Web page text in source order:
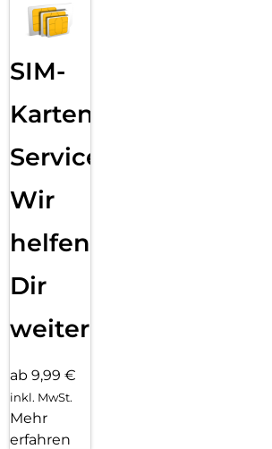
SIM-
Karten
Service:
Wir
helfen
Dir
weiter
ab 9,99 €
inkl. MwSt.
Mehr
erfahren